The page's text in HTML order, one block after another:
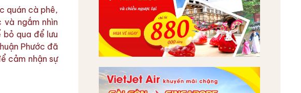
quán cà phê,
ngắm nhìn
qua để lưu
Phước đã
cảm nhận sự